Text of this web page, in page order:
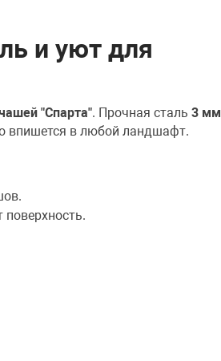
и уют для
"Спарта". Прочная сталь3 мм
впишется в любой ландшафт.